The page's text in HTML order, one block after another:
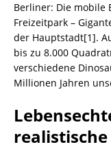
Berliner: Die mobile
Freizeitpark –
der Hauptstadt[1].
bis zu 8.000
verschiedene
Millionen Jahren